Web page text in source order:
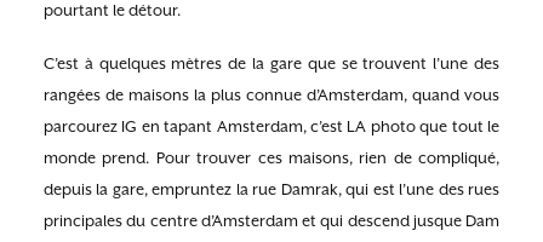
pourtant le détour.
C’est à quelques mètres de la gare que se trouvent l’une des
rangées de maisons la plus connue d’Amsterdam, quand vous
parcourez IG en tapant Amsterdam, c’est LA photo que tout le
monde prend. Pour trouver ces maisons, rien de compliqué,
depuis la gare, empruntez la rue Damrak, qui est l’une des rues
principales du centre d’Amsterdam et qui descend jusque Dam